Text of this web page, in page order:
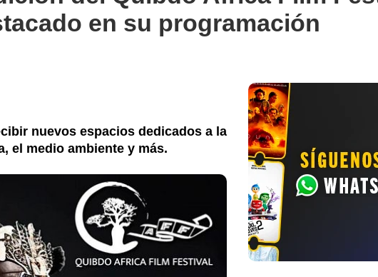
en su programación
nuevos espacios dedicados a la
el medio ambiente y más.